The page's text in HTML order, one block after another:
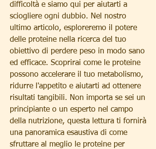
difficoltà e siamo qui per aiutarti a
sciogliere ogni dubbio. Nel nostro
ultimo articolo, esploreremo il potere
delle proteine nella ricerca del tuo
obiettivo di perdere peso in modo sano
ed efficace. Scoprirai come le proteine
possono accelerare il tuo metabolismo,
ridurre l'appetito e aiutarti ad ottenere
risultati tangibili. Non importa se sei un
principiante o un esperto nel campo
della nutrizione, questa lettura ti fornirà
una panoramica esaustiva di come
sfruttare al meglio le proteine per